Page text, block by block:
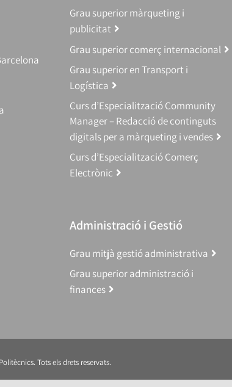
Grau superior màrqueting i
publicitat
Grau superior comerç internacional
Grau superior en Transport i
Logística
Curs d’Especialització Community
Manager – Redacció de continguts
digitals per a màrqueting i vendes
Curs d’Especialització Comerç
Electrònic
Administració i Gestió
Grau mitjà gestió administrativa
Grau superior administració i
finances
Tots els drets reservats.